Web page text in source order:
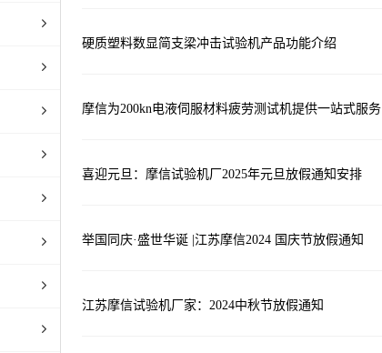
硬质塑料数显简支梁冲击试验机产品功能介绍
摩信为200kn电液伺服材料疲劳测试机提供一站式服务
喜迎元旦：摩信试验机厂2025年元旦放假通知安排
举国同庆·盛世华诞 |江苏摩信2024 国庆节放假通知
江苏摩信试验机厂家：2024中秋节放假通知